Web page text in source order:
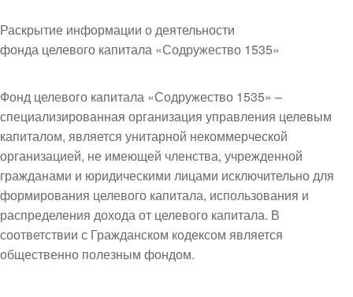
Раскрытие информации о деятельности
фонда целевого капитала «Содружество 1535»
Фонд целевого капитала «Содружество 1535» –
специализированная организация управления целевым
капиталом, является унитарной некоммерческой
организацией, не имеющей членства, учрежденной
гражданами и юридическими лицами исключительно для
формирования целевого капитала, использования и
распределения дохода от целевого капитала. В
соответствии с Гражданском кодексом является
общественно полезным фондом.